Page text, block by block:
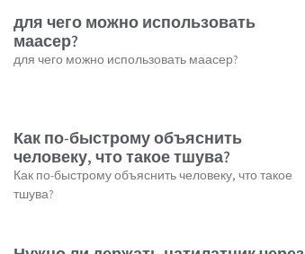
для чего можно использовать
маасер?
для чего можно использовать маасер?
Как по-быстрому объяснить
человеку, что такое тшува?
Как по-быстрому объяснить человеку, что такое
тшува?